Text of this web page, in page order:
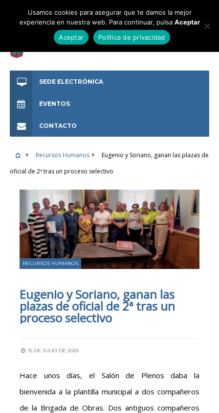
SEDE ELECTRÓNICA
EVENTOS
CONTACTO
Recursos Humanos
Eugenio y Soriano, ganan las plazas de
oficial de 2ª tras un proceso selectivo
RECURSOS HUMANOS
Eugenio y Soriano, ganan las
plazas de oficial de 2ª tras un
proceso selectivo
15 DE JULIO DE 2025
Hace unos días, el Salón de Plenos daba la
bienvenida a la plantilla municipal a dos compañeros
de la Brigada de Obras. Dos antiguos compañeros
Usamos cookies para asegurar que te damos la mejor
experiencia en nuestra web. Para continuar, pulsa Aceptar
Aceptar
Política de privacidad